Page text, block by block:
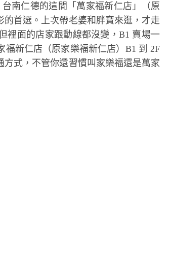
台南仁德的這間「萬家福新仁店」（原
首選。上次帶老婆和胖寶來逛，才走
裡面的店家跟動線都沒變，B1 賣場一
新仁店（原家樂福新仁店）B1 到 2F
式，不管你還習慣叫家樂福還是萬家